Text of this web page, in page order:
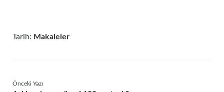
Tarih: Makaleler
Önceki Yazı